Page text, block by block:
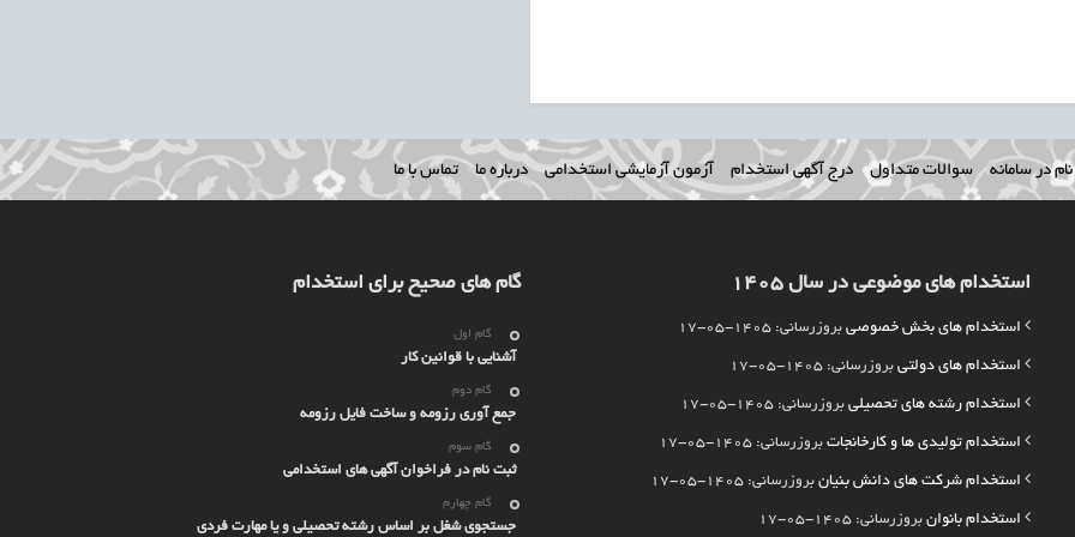
در سامانه سوالات متداول درج آگهی استخدام آزمون آزمایشی استخدامی درباره ما تماس با ما
استخدام های موضوعی در سال 1405
استخدام های بخش خصوصی بروزرسانی: 1405-05-17
استخدام های دولتی بروزرسانی: 1405-05-17
استخدام رشته های تحصیلی بروزرسانی: 1405-05-17
استخدام تولیدی ها و کارخانجات بروزرسانی: 1405-05-17
استخدام شرکت های دانش بنیان بروزرسانی: 1405-05-17
استخدام بانوان بروزرسانی: 1405-05-17
گام های صحیح برای استخدام
گام اول
آشنایی با قوانین کار
گام دوم
جمع آوری رزومه و ساخت فایل رزومه
گام سوم
ثبت نام در فراخوان آگهی های استخدامی
گام چهارم
جستجوی شغل بر اساس رشته تحصیلی و یا مهارت فردی